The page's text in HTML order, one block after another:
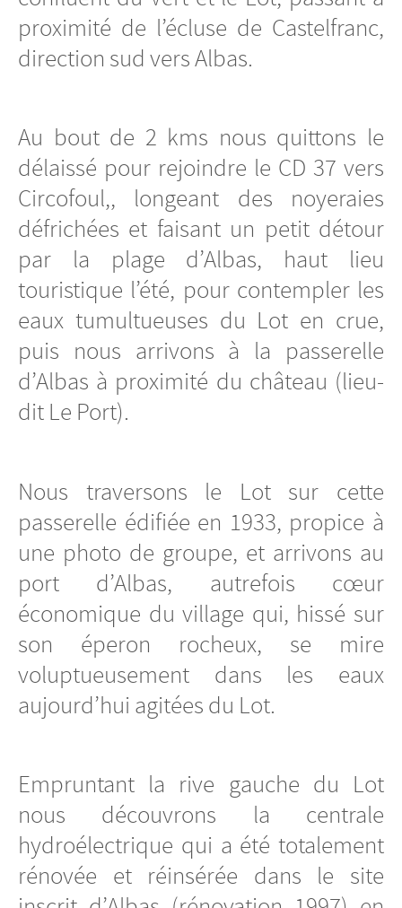
proximité de l’écluse de Castelfranc,
direction sud vers Albas.
Au bout de 2 kms nous quittons le
délaissé pour rejoindre le CD 37 vers
Circofoul,, longeant des noyeraies
défrichées et faisant un petit détour
par la plage d’Albas, haut lieu
touristique l’été, pour contempler les
eaux tumultueuses du Lot en crue,
puis nous arrivons à la passerelle
d’Albas à proximité du château (lieu-
dit Le Port).
Nous traversons le Lot sur cette
passerelle édifiée en 1933, propice à
une photo de groupe, et arrivons au
port d’Albas, autrefois cœur
économique du village qui, hissé sur
son éperon rocheux, se mire
voluptueusement dans les eaux
aujourd’hui agitées du Lot.
Empruntant la rive gauche du Lot
nous découvrons la centrale
hydroélectrique qui a été totalement
rénovée et réinsérée dans le site